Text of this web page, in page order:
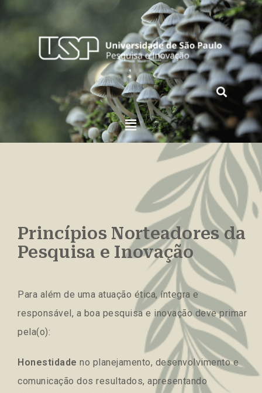
Princípios Norteadores da
Pesquisa e Inovação
Para além de uma atuação ética, íntegra e
responsável, a boa pesquisa e inovação deve primar
pela(o):
Honestidade no planejamento, desenvolvimento e
comunicação dos resultados, apresentando